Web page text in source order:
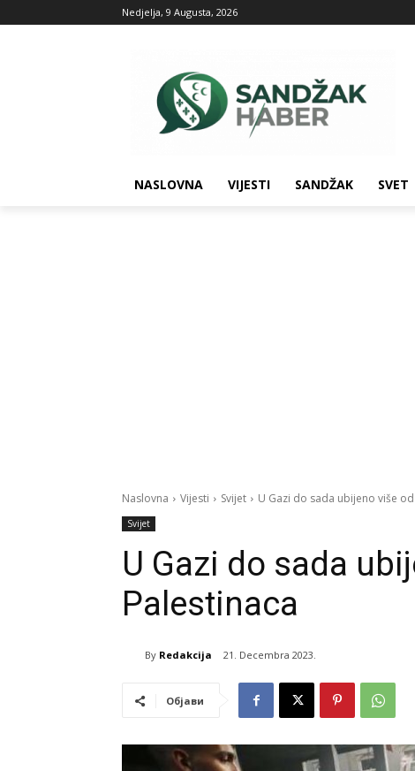
Nedjelja, 9 Augusta, 2026
NASLOVNA VIJESTI SANDŽAK SVET
Naslovna Vijesti Svijet U Gazi do sada ubijeno više
Svijet
U Gazi do sada
Palestinaca
By Redakcija 21. Decembra 2023.
Објави